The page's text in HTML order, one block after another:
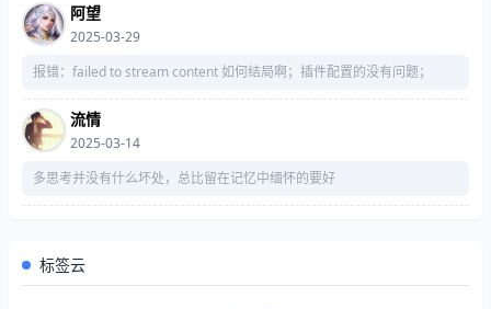
阿望
2025-03-29
报错：failed to stream content 如何结局啊；插件配置的没有问题；
流情
2025-03-14
多思考并没有什么坏处，总比留在记忆中缅怀的要好
标签云